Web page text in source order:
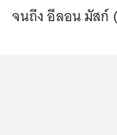
จนถึง อีลอน มัสก์